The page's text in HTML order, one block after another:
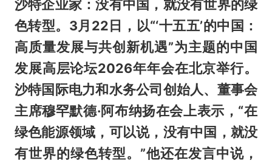
沙特企业家：没有中国，就没有世界的绿
色转型。3月22日，以“‘十五五’的中国：
高质量发展与共创新机遇”为主题的中国
发展高层论坛2026年年会在北京举行。
沙特国际电力和水务公司创始人、董事会
主席穆罕默德·阿布纳扬在会上表示，“在
绿色能源领域，可以说，没有中国，就没
有世界的绿色转型。”他还在发言中说，